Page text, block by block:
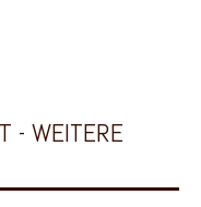
- WEITERE